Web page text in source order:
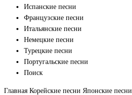
Испанские песни
Французские песни
Итальянские песни
Немецкие песни
Турецкие песни
Португальские песни
Поиск
Главная Корейские песни Японские песни